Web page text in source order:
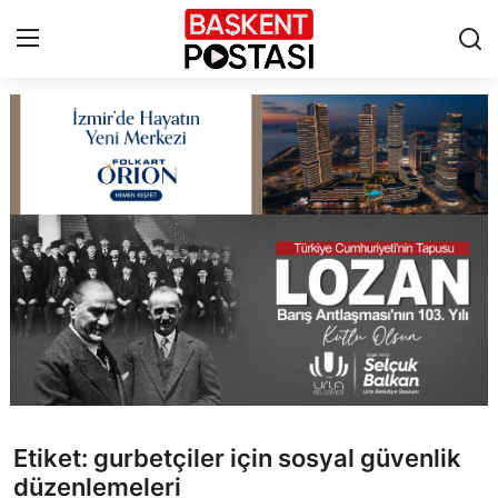
Çerez Politikası
Künye
Ankara
TBMM
Cumhurbaşkanlığı
Etiket: gurbetçiler için sosyal güvenlik
düzenlemeleri